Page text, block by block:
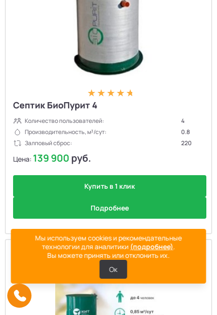
Септик БиоПурит 4
Количество пользователей:
4
Производительность, м³/сут:
0.8
Залповый сброс:
220
Цена: 139 900 руб.
Купить в 1 клик
Подробнее
Мы используем cookies и рекомендательные
технологии для аналитики (подробнее).
Вы можете принять или отклонить их.
Ок